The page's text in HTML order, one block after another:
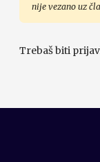
nije vezano uz
Trebaš biti